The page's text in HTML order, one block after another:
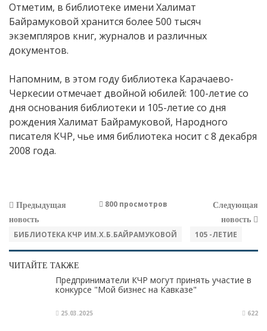
Отметим, в библиотеке имени Халимат
Байрамуковой хранится более 500 тысяч
экземпляров книг, журналов и различных
документов.
Напомним, в этом году библиотека Карачаево-
Черкесии отмечает двойной юбилей: 100-летие со
дня основания библиотеки и 105-летие со дня
рождения Халимат Байрамуковой, Народного
писателя КЧР, чье имя библиотека носит с 8 декабря
2008 года.
Предыдущая
новость
800 просмотров
Следующая
новость
БИБЛИОТЕКА КЧР ИМ.Х.Б.БАЙРАМУКОВОЙ 105 -ЛЕТИЕ
ЧИТАЙТЕ ТАКЖЕ
Предприниматели КЧР могут принять участие в
конкурсе "Мой бизнес на Кавказе"
25.03.2025 622